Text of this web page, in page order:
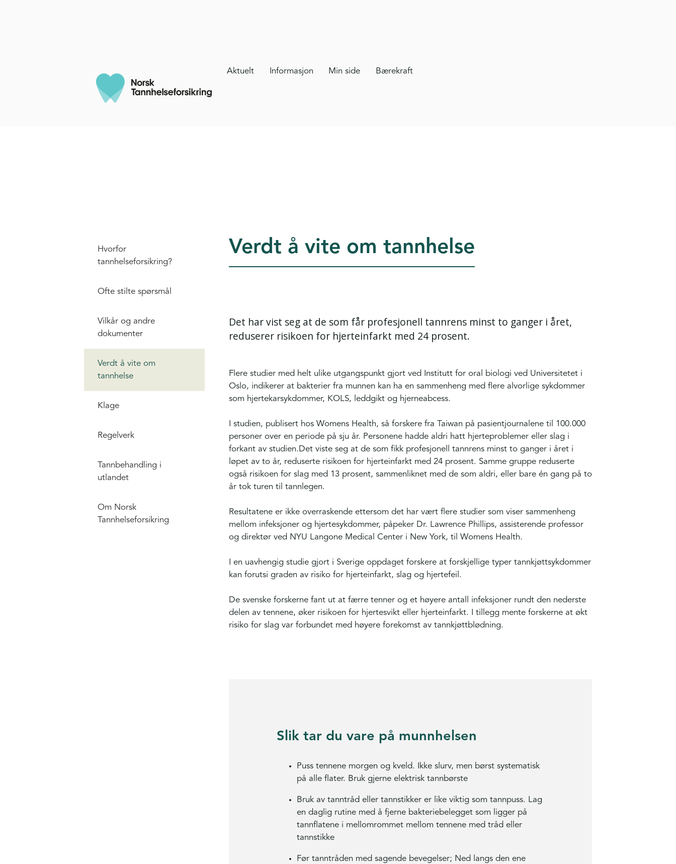
Aktuelt Informasjon Min side Bærekraft
Hvorfor
tannhelseforsikring?
Ofte stilte spørsmål
Vilkår og andre
dokumenter
Verdt å vite om
tannhelse
Klage
Regelverk
Tannbehandling i
utlandet
Om Norsk
Tannhelseforsikring
Verdt å vite om tannhelse
Det har vist seg at de som får profesjonell tannrens minst to ganger i året,
reduserer risikoen for hjerteinfarkt med 24 prosent.
Flere studier med helt ulike utgangspunkt gjort ved Institutt for oral biologi ved Universitetet i
Oslo, indikerer at bakterier fra munnen kan ha en sammenheng med flere alvorlige sykdommer
som hjertekarsykdommer, KOLS, leddgikt og hjerneabcess.
I studien, publisert hos Womens Health, så forskere fra Taiwan på pasientjournalene til 100.000
personer over en periode på sju år. Personene hadde aldri hatt hjerteproblemer eller slag i
forkant av studien.Det viste seg at de som fikk profesjonell tannrens minst to ganger i året i
løpet av to år, reduserte risikoen for hjerteinfarkt med 24 prosent. Samme gruppe reduserte
også risikoen for slag med 13 prosent, sammenliknet med de som aldri, eller bare én gang på to
år tok turen til tannlegen.
Resultatene er ikke overraskende ettersom det har vært flere studier som viser sammenheng
mellom infeksjoner og hjertesykdommer, påpeker Dr. Lawrence Phillips, assisterende professor
og direktør ved NYU Langone Medical Center i New York, til Womens Health.
I en uavhengig studie gjort i Sverige oppdaget forskere at forskjellige typer tannkjøttsykdommer
kan forutsi graden av risiko for hjerteinfarkt, slag og hjertefeil.
De svenske forskerne fant ut at færre tenner og et høyere antall infeksjoner rundt den nederste
delen av tennene, øker risikoen for hjertesvikt eller hjerteinfarkt. I tillegg mente forskerne at økt
risiko for slag var forbundet med høyere forekomst av tannkjøttblødning.
Slik tar du vare på munnhelsen
Puss tennene morgen og kveld. Ikke slurv, men børst systematisk
på alle flater. Bruk gjerne elektrisk tannbørste
Bruk av tanntråd eller tannstikker er like viktig som tannpuss. Lag
en daglig rutine med å fjerne bakteriebelegget som ligger på
tannflatene i mellomrommet mellom tennene med tråd eller
tannstikke
Før tanntråden med sagende bevegelser; Ned langs den ene